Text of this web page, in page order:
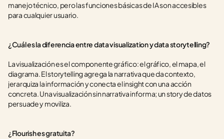
manejo técnico, pero las funciones básicas de IA son accesibles
para cualquier usuario.
¿Cuál es la diferencia entre data visualization y data storytelling?
La visualización es el componente gráfico: el gráfico, el mapa, el
diagrama. El storytelling agrega la narrativa que da contexto,
jerarquiza la información y conecta el insight con una acción
concreta. Una visualización sin narrativa informa; un story de datos
persuade y moviliza.
¿Flourish es gratuita?